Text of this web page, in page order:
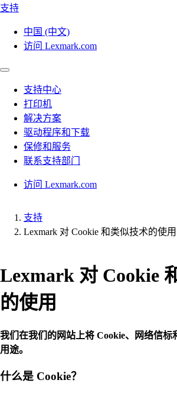
支持
中国 (中文)
访问 Lexmark.com
支持中心
打印机
解决方案
驱动程序和下载
保修和服务
联系支持部门
访问 Lexmark.com
支持
Lexmark 对 Cookie 和类似技术的使用
Lexmark 对 Cookie
的使用
我们在我们的网站上将 Cookie、网络信标
用途。
什么是 Cookie？